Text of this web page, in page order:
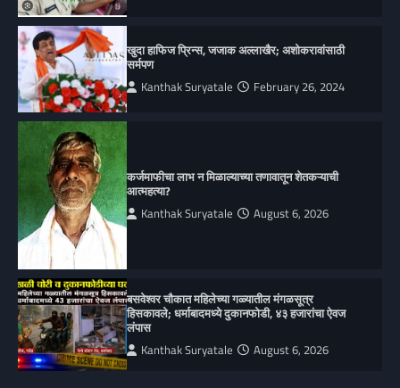
खुदा हाफिज प्रिन्स, जजाक अल्लाखैर; अशोकरावांसाठी
सर्मपण
Kanthak Suryatale February 26, 2024
कर्जमाफीचा लाभ न मिळाल्याच्या तणावातून शेतकऱ्याची
आत्महत्या?
Kanthak Suryatale August 6, 2026
बसवेश्वर चौकात महिलेच्या गळ्यातील मंगळसूत्र
हिसकावले; धर्माबादमध्ये दुकानफोडी, ४३ हजारांचा ऐवज
लंपास
Kanthak Suryatale August 6, 2026